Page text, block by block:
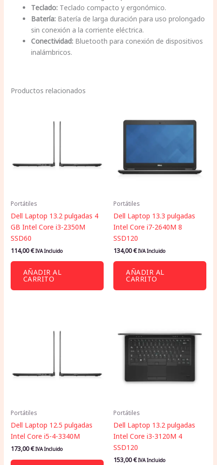
Teclado:Teclado compacto y ergonómico.
Batería:Batería de larga duración para uso prolongado
sin conexión a la corriente eléctrica.
Conectividad:Bluetooth para conexión de dispositivos
inalámbricos.
Productos relacionados
Portátiles
Dell Laptop 13.2 pulgadas 4
GB Intel Core i3-2350M
SSD60
114,00€ IVA Incluido
AÑADIR AL
CARRITO
Portátiles
Dell Laptop 13.3 pulgadas
Intel Core i7-2640M 8
SSD120
134,00€ IVA Incluido
AÑADIR AL
CARRITO
Portátiles
Dell Laptop 12.5 pulgadas
Intel Core i5-4-3340M
173,00€ IVA Incluido
Portátiles
Dell Laptop 13.2 pulgadas
Intel Core i3-3120M 4
SSD120
153,00€ IVA Incluido